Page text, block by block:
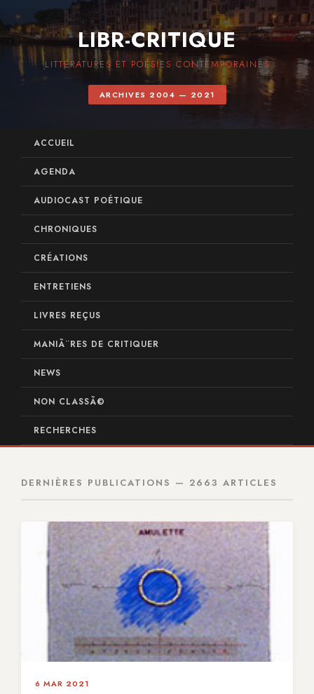
LIBR-CRITIQUE
LITTÉRATURES ET POÉSIES CONTEMPORAINES
ARCHIVES 2004 — 2021
ACCUEIL
AGENDA
AUDIOCAST POÉTIQUE
CHRONIQUES
CRÉATIONS
ENTRETIENS
LIVRES REÇUS
MANIÃ¨RES DE CRITIQUER
NEWS
NON CLASSÃ©
RECHERCHES
DERNIÈRES PUBLICATIONS — 2663 ARTICLES
6 MAR 2021